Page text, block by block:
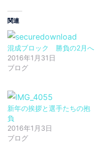
関連
混成ブロック 勝負の2月へ
2016年1月31日
ブログ
新年の挨拶と選手たちの抱
負
2016年1月3日
ブログ